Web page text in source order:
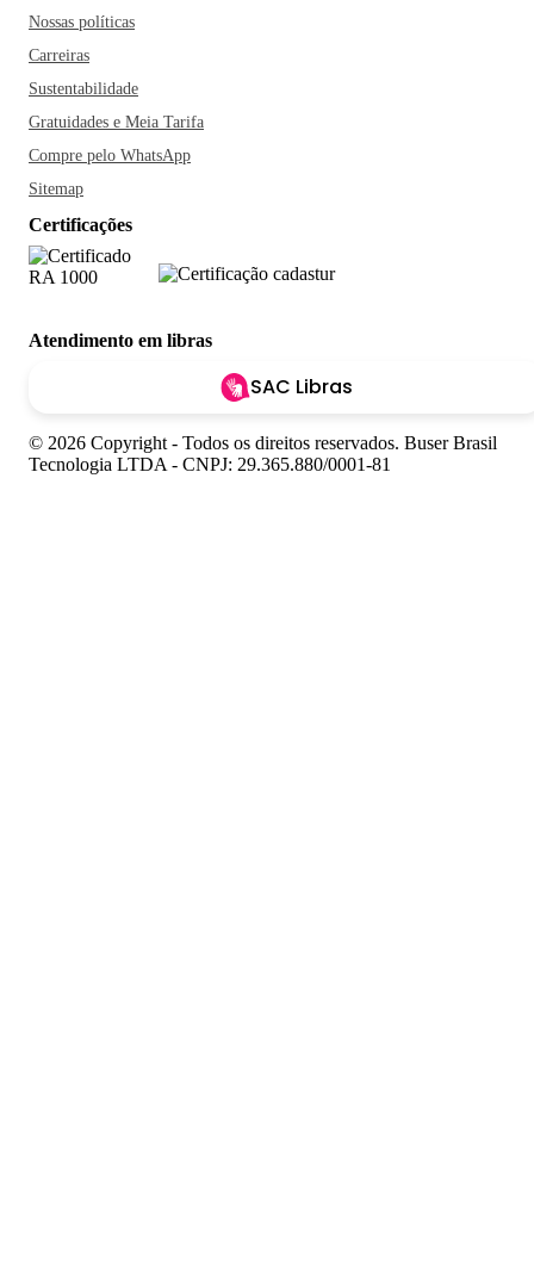
Nossas políticas
Carreiras
Sustentabilidade
Gratuidades e Meia Tarifa
Compre pelo WhatsApp
Sitemap
Certificações
Atendimento em libras
SAC Libras
© 2026 Copyright - Todos os direitos reservados. Buser Brasil
Tecnologia LTDA - CNPJ: 29.365.880/0001-81